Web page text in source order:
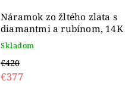
Náramok zo žltého zlata s
diamantmi a rubínom, 14K
Skladom
€420
€377